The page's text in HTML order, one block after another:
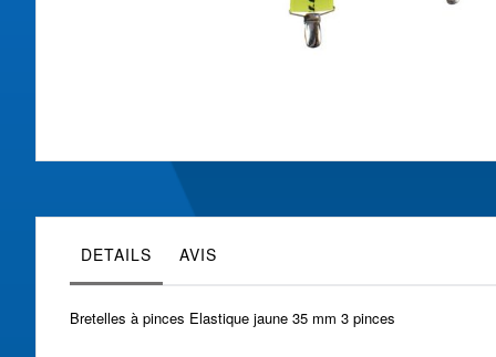
the
the
galleryDETAILS
Bretelles à pinces Elastique jaune 35 mm 3 pinces
AVIS